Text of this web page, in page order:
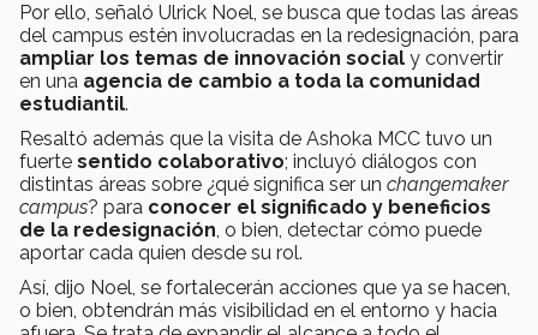
Por ello, señaló Ulrick Noel, se busca que todas las áreas
del campus estén involucradas en la redesignación, para
ampliar los temas de innovación social y convertir
en una agencia de cambio a toda la comunidad
estudiantil.
Resaltó además que la visita de Ashoka MCC tuvo un
fuerte sentido colaborativo; incluyó diálogos con
distintas áreas sobre ¿qué significa ser un changemaker
campus? para conocer el significado y beneficios
de la redesignación, o bien, detectar cómo puede
aportar cada quien desde su rol.
Así, dijo Noel, se fortalecerán acciones que ya se hacen,
o bien, obtendrán más visibilidad en el entorno y hacia